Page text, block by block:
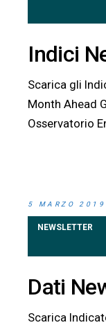
Indici
Scarica gli
Month Ahead
Osservatorio
5 MARZO 2019
NEWSLETTER
Dati
Scarica